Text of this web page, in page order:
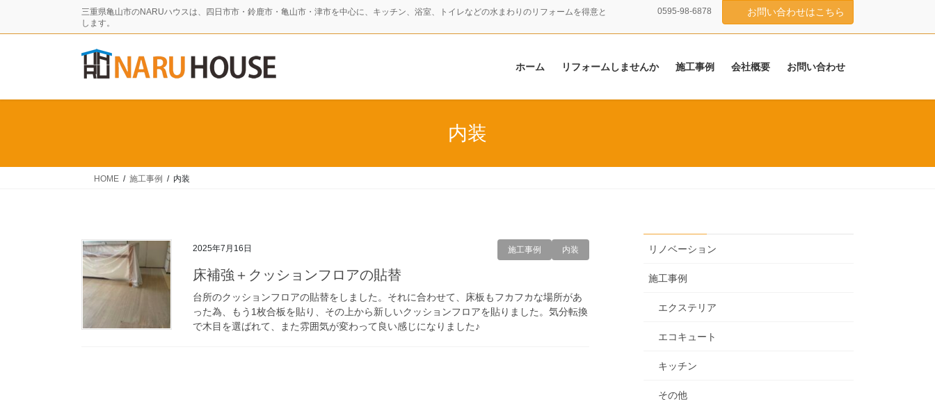
三重県亀山市のNARUハウスは、四日市市・鈴鹿市・亀山市・津市を中心に、キッチン、浴室、トイレなどの水まわりのリフォームを得意と
します。
0595-98-6878 お問い合わせはこちら
ホーム リフォームしませんか 施工事例 会社概要 お問い合わせ
内装
HOME 施工事例 内装
2025年7月16日 内装
施工事例
床補強＋クッションフロアの貼替
台所のクッションフロアの貼替をしました。それに合わせて、床板もフカフカな場所があ
った為、もう1枚合板を貼り、その上から新しいクッションフロアを貼りました。気分転換
で木目を選ばれて、また雰囲気が変わって良い感じになりました♪
リノベーション
施工事例
エクステリア
エコキュート
キッチン
その他